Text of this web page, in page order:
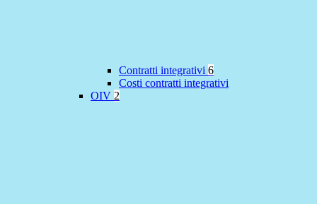
Contratti integrativi 6
Costi contratti integrativi
OIV 2